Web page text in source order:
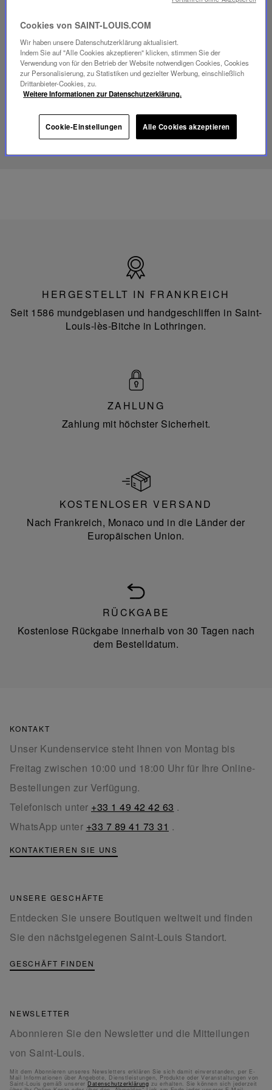
ENTDECKEN SIE UNSER SAVOIR-FAIRE
Video
YouTube-
Video,
Folia
Mini-
Lampe
Frankreich
HERGESTELLT IN FRANKREICH
Seit 1586 mundgeblasen und handgeschliffen in Saint-
Louis-lès-Bitche in Lothringen.
ZAHLUNG
Zahlung mit höchster Sicherheit.
KOSTENLOSER VERSAND
Nach Frankreich, Monaco und in die Länder der
Europäischen Union.
RÜCKGABE
Kostenlose Rückgabe innerhalb von 30 Tagen nach
dem Bestelldatum.
KONTAKT
Unser Kundenservice steht Ihnen von Montag bis
Freitag zwischen 10:00 und 18:00 Uhr für Ihre Online-
Bestellungen zur Verfügung.
Telefonisch unter +33 1 49 42 42 63 .
WhatsApp unter +33 7 89 41 73 31 .
KONTAKTIEREN SIE UNS
UNSERE GESCHÄFTE
Entdecken Sie unsere Boutiquen weltweit und finden
Sie den nächstgelegenen Saint-Louis Standort.
GESCHÄFT FINDEN
NEWSLETTER
Abonnieren Sie den Newsletter und die Mitteilungen
von Saint-Louis.
Mit dem Abonnieren unseres Newsletters erklären Sie sich damit einverstanden, per E-
Mail Informationen über Angebote, Dienstleistungen, Produkte oder Veranstaltungen von
Saint-Louis gemäß unsererDatenschutzerklärung zu erhalten. Sie können sich jederzeit
Cookies von SAINT-LOUIS.COM
Wir haben unsere Datenschutzerklärung aktualisiert.
Indem Sie auf "Alle Cookies akzeptieren" klicken, stimmen Sie der
Verwendung von für den Betrieb der Website notwendigen Cookies, Cookies
zur Personalisierung, zu Statistiken und gezielter Werbung, einschließlich
Drittanbieter-Cookies, zu.
Weitere Informationen zur Datenschutzerklärung.
Cookie-Einstellungen Alle Cookies akzeptieren